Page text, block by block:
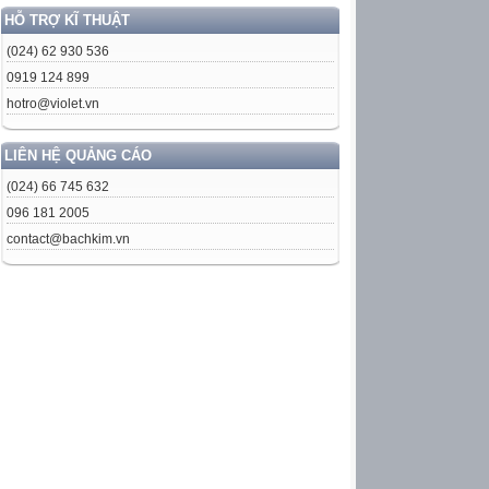
HỖ TRỢ KĨ THUẬT
(024) 62 930 536
0919 124 899
hotro@violet.vn
LIÊN HỆ QUẢNG CÁO
(024) 66 745 632
096 181 2005
contact@bachkim.vn